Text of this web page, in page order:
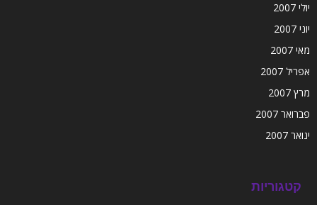
יולי 2007
יוני 2007
מאי 2007
אפריל 2007
מרץ 2007
פברואר 2007
ינואר 2007
קטגוריות